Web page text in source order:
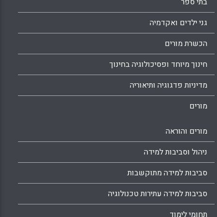
גני ילדים ואקדמיה
הכשרת מורים
חינוך מיוחד ופסיכולוגיה בחינוך
מדיניות פדגוגיה ותיאוריה
מורים
מורים והוראה
ניהול וסביבות למידה
סביבות למידה מתוקשבות
סביבות למידה עתירות טכנולוגיה
תחומי לימוד